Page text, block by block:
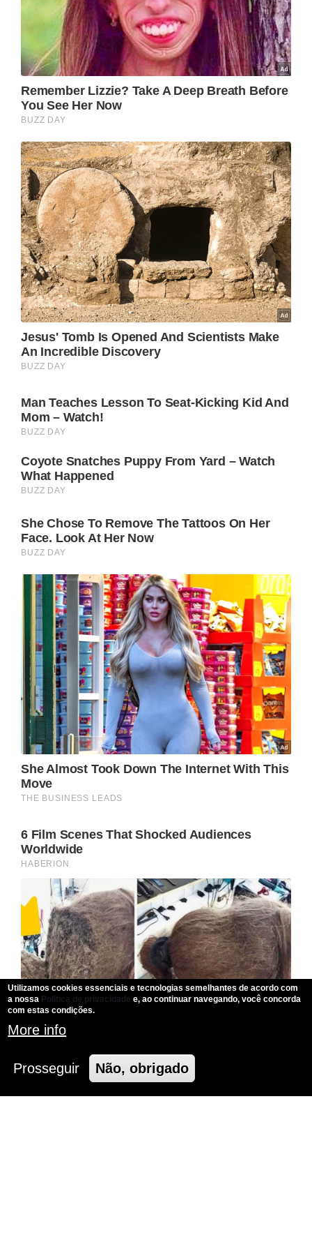
Utilizamos cookies essenciais e tecnologias semelhantes de acordo com
a nossa Politica de privacidade e, ao continuar navegando, você concorda
com estas condições.
More info
Prosseguir Não, obrigado